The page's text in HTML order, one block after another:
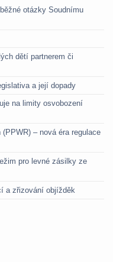
otázky Soudnímu
dětí partnerem či
a její dopady
na limity osvobození
– nová éra regulace
pro levné zásilky ze
a zřizování objížděk